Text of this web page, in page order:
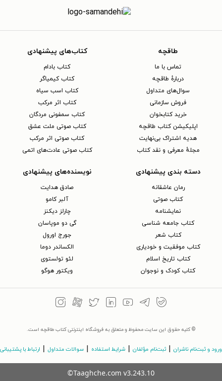
طاقچه
تماس با ما
دربارهٔ طاقچه
سوال‌های متداول
فروش سازمانی
خرید کتابخوان
اپلیکیشن کتاب طاقچه
هدیه اشتراک بی‌نهایت
مجلهٔ معرفی و نقد کتاب
کتاب‌های پیشنهادی
کتاب بادام
کتاب کیمیاگر
کتاب اسب سیاه
کتاب اثر مرکب
کتاب سمفونی مردگان
کتاب صوتی ملت عشق
کتاب صوتی اثر مرکب
کتاب صوتی عادت‌های اتمی
دسته بندی پیشنهادی
رمان عاشقانه
کتاب‌ صوتی
نمایشنامه
کتاب جامعه شناسی
کتاب شعر
کتاب موفقیت و خودیاری
کتاب تاریخ اسلام
کتاب کودک و نوجوان
نویسنده‌های پیشنهادی
صادق هدایت
آلبر کامو
چارلز دیکنز
گی دو موپاسان
جورج اورول
الکساندر دوما
لئو تولستوی
ویکتور هوگو
© کلیه حقوق این سایت محفوظ و متعلق به فروشگاه اینترنتی کتاب طاقچه است.
ورود و ثبت‌نام ناشران ثبت‌نام مؤلفان شرایط استفاده سوالات متداول ارتباط با پشتیبانی
©Taaghche.com v3.243.10